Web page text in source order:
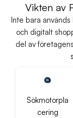
Vikten av
Inte bara
och digitalt
del av företagens
Sökmotorpla
cering